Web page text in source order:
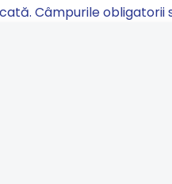
Câmpurile obligatorii